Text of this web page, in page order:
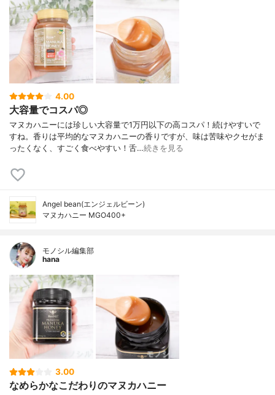
4.00
大容量でコスパ◎
マヌカハニーには珍しい大容量で1万円以下の高コスパ！続けやすいで
すね。香りは平均的なマヌカハニーの香りですが、味は苦味やクセがま
ったくなく、すごく食べやすい！舌…続きを見る
Angel bean(エンジェルビーン)
マヌカハニー MGO400+
モノシル編集部
hana
3.00
なめらかなこだわりのマヌカハニー